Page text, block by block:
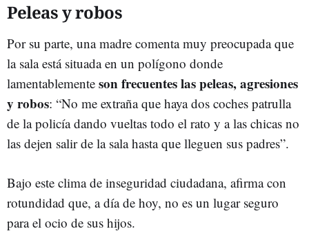
Peleas y robos
Por su parte, una madre comenta muy preocupada que
la sala está situada en un polígono donde
lamentablemente son frecuentes las peleas, agresiones
y robos: “No me extraña que haya dos coches patrulla
de la policía dando vueltas todo el rato y a las chicas no
las dejen salir de la sala hasta que lleguen sus padres”.
Bajo este clima de inseguridad ciudadana, afirma con
rotundidad que, a día de hoy, no es un lugar seguro
para el ocio de sus hijos.